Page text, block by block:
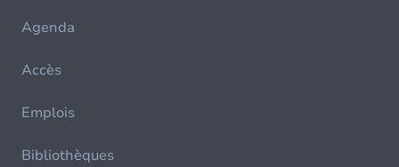
Agenda
Accès
Emplois
Bibliothèques